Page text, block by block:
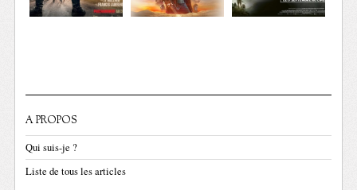
A PROPOS
Qui suis-je ?
Liste de tous les articles